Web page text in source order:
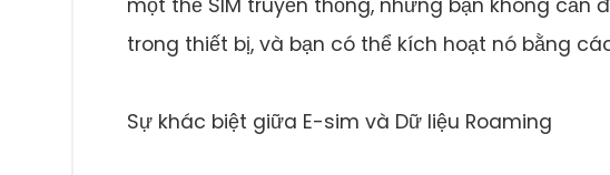
một thẻ SIM truyền thống, nhưng bạn không cần
trong thiết bị, và bạn có thể kích hoạt nó bằng
Sự khác biệt giữa E-sim và Dữ liệu Roaming